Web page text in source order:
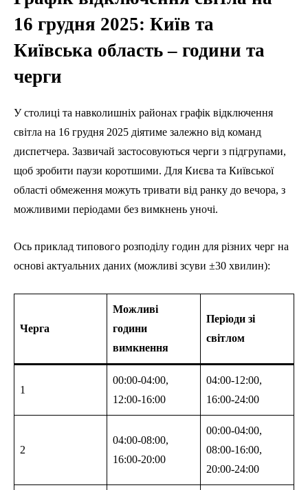
16 грудня 2025: Київ та
Київська область – години та
черги
У столиці та навколишніх районах графік відключення
світла на 16 грудня 2025 діятиме залежно від команд
диспетчера. Зазвичай застосовуються черги з підгрупами,
щоб зробити паузи коротшими. Для Києва та Київської
області обмеження можуть тривати від ранку до вечора, з
можливими періодами без вимкнень уночі.
Ось приклад типового розподілу годин для різних черг на
основі актуальних даних (можливі зсуви ±30 хвилин):
Черга
Можливі
години
вимкнення
Періоди зі
світлом
1
00:00-04:00,
12:00-16:00
04:00-12:00,
16:00-24:00
2
04:00-08:00,
16:00-20:00
00:00-04:00,
08:00-16:00,
20:00-24:00